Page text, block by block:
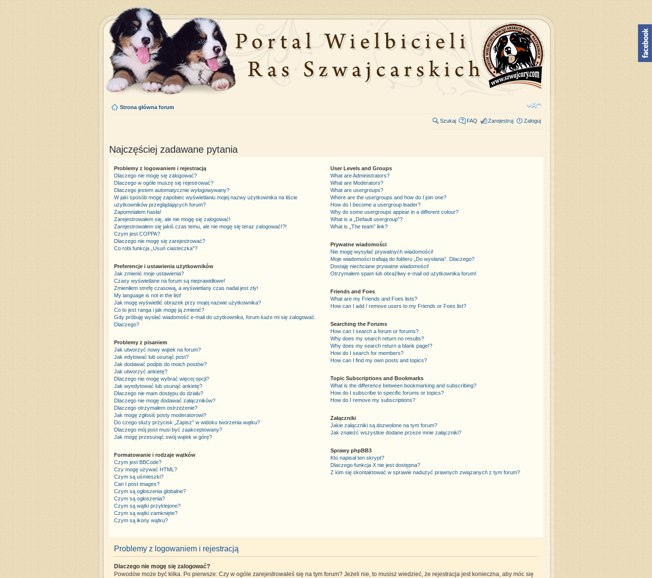
Strona główna forum
Szukaj FAQ Zarejestruj Zaloguj
Najczęściej zadawane pytania
Problemy z logowaniem i rejestracją
Dlaczego nie mogę się zalogować?
Dlaczego w ogóle muszę się rejestrować?
Dlaczego jestem automatycznie wylogowywany?
W jaki sposób mogę zapobiec wyświetlaniu mojej nazwy użytkownika na liście
użytkowników przeglądających forum?
Zapomniałem hasła!
Zarejestrowałem się, ale nie mogę się zalogować!
Zarejestrowałem się jakiś czas temu, ale nie mogę się teraz zalogować!?!
Czym jest COPPA?
Dlaczego nie mogę się zarejestrować?
Co robi funkcja „Usuń ciasteczka”?
Preferencje i ustawienia użytkowników
Jak zmienić moje ustawienia?
Czasy wyświetlane na forum są nieprawidłowe!
Zmieniłem strefę czasową, a wyświetlany czas nadal jest zły!
My language is not in the list!
Jak mogę wyświetlić obrazek przy mojej nazwie użytkownika?
Co to jest ranga i jak mogę ją zmienić?
Gdy próbuję wysłać wiadomość e-mail do użytkownika, forum każe mi się zalogować.
Dlaczego?
Problemy z pisaniem
Jak utworzyć nowy wątek na forum?
Jak edytować lub usunąć post?
Jak dodawać podpis do moich postów?
Jak utworzyć ankietę?
Dlaczego nie mogę wybrać więcej opcji?
Jak wyedytować lub usunąć ankietę?
Dlaczego nie mam dostępu do działu?
Dlaczego nie mogę dodawać załączników?
Dlaczego otrzymałem ostrzeżenie?
Jak mogę zgłosiś posty moderatorowi?
Do czego służy przycisk „Zapisz” w widoku tworzenia wątku?
Dlaczego mój post musi być zaakceptowany?
Jak mogę przesunąć swój wątek w górę?
Formatowanie i rodzaje wątków
Czym jest BBCode?
Czy mogę używać HTML?
Czym są uśmieszki?
Can I post images?
Czym są ogłoszenia globalne?
Czym są ogłoszenia?
Czym są wątki przyklejone?
Czym są wątki zamknięte?
Czym są ikony wątku?
User Levels and Groups
What are Administrators?
What are Moderators?
What are usergroups?
Where are the usergroups and how do I join one?
How do I become a usergroup leader?
Why do some usergroups appear in a different colour?
What is a „Default usergroup”?
What is „The team” link?
Prywatne wiadomości
Nie mogę wysyłać prywatnych wiadomości!
Moje wiadomości trafiają do folderu „Do wysłania”. Dlaczego?
Dostaję niechciane prywatne wiadomości!
Otrzymałem spam lub obraźliwy e-mail od użytkownika forum!
Friends and Foes
What are my Friends and Foes lists?
How can I add / remove users to my Friends or Foes list?
Searching the Forums
How can I search a forum or forums?
Why does my search return no results?
Why does my search return a blank page!?
How do I search for members?
How can I find my own posts and topics?
Topic Subscriptions and Bookmarks
What is the difference between bookmarking and subscribing?
How do I subscribe to specific forums or topics?
How do I remove my subscriptions?
Załączniki
Jakie załączniki są dozwolone na tym forum?
Jak znaleźć wszystkie dodane przeze mnie załączniki?
Sprawy phpBB3
Kto napisał ten skrypt?
Dlaczego funkcja X nie jest dostępna?
Z kim się skontaktować w sprawie nadużyć prawnych związanych z tym forum?
Problemy z logowaniem i rejestracją
Dlaczego nie mogę się zalogować?
Powodów może być kilka. Po pierwsze: Czy w ogóle zarejestrowałeś się na tym forum? Jeżeli nie, to musisz wiedzieć, że rejestracja jest konieczna, aby móc się